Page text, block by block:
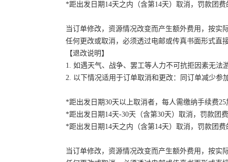
*距出发日期14天之内（含第14天）取消，罚款团费
当订单修改，资源情况改变而产生额外费用，按实
任何更改或取消，必须透过电邮或传真书面形式直
【退改说明】
1. 如遇天气、战争、罢工等人力不可抗拒因素无
2. 以下情况适用于订单取消和更改：同订单减少
*距出发日期30天以上取消者，每人需缴纳手续费
*距出发日期14天-30天（含第30天）取消，罚款团
*距出发日期14天之内（含第14天）取消，罚款团费
当订单修改，资源情况改变而产生额外费用，按实